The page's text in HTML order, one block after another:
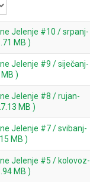
Jelenje #10 / srpanj-
MB )
Jelenje #9 / siječanj-
)
Jelenje #8 / rujan-
MB )
Jelenje #7 / svibanj-
MB )
Jelenje #5 / kolovoz-
MB )